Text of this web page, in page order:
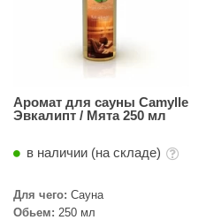
Аромат для сауны Camylle
Эвкалипт / Мята 250 мл
в наличии (на складе)
Для чего: Сауна
Обьем: 250 мл